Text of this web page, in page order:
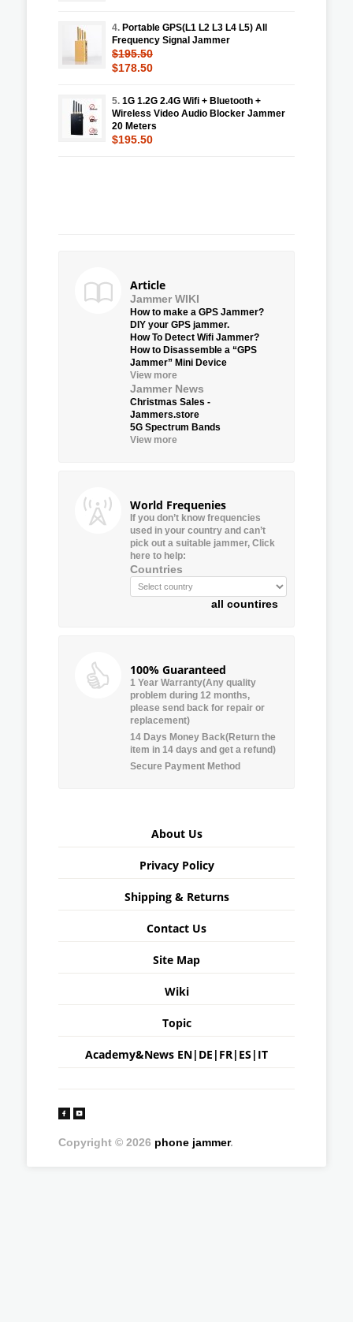
4. Portable GPS(L1 L2 L3 L4 L5) All
Frequency Signal Jammer
$195.50
$178.50
5. 1G 1.2G 2.4G Wifi + Bluetooth +
Wireless Video Audio Blocker Jammer
20 Meters
$195.50
Article
Jammer WIKI
How to make a GPS Jammer?
DIY your GPS jammer.
How To Detect Wifi Jammer?
How to Disassemble a “GPS
Jammer” Mini Device
View more
Jammer News
Christmas Sales -
Jammers.store
5G Spectrum Bands
View more
World Frequenies
If you don’t know frequencies
used in your country and can’t
pick out a suitable jammer, Click
here to help:
Countries
all countires
100% Guaranteed
1 Year Warranty(Any quality
problem during 12 months,
please send back for repair or
replacement)
14 Days Money Back(Return the
item in 14 days and get a refund)
Secure Payment Method
About Us
Privacy Policy
Shipping & Returns
Contact Us
Site Map
Wiki
Topic
Academy&News EN| DE | FR| ES | IT
Copyright © 2026 phone jammer.